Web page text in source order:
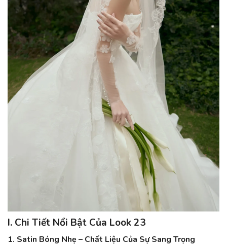
I. Chi Tiết Nổi Bật Của Look 23
1. Satin Bóng Nhẹ – Chất Liệu Của Sự Sang Trọng